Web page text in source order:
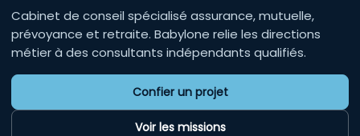
Cabinet de conseil spécialisé assurance, mutuelle,
prévoyance et retraite. Babylone relie les directions
métier à des consultants indépendants qualifiés.
Confier un projet
Voir les missions